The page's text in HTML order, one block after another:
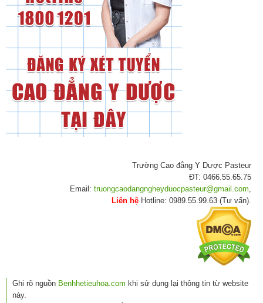
Trường Cao đẳng Y Dược Pasteur
ĐT: 0466.55.65.75
Email: truongcaodangngheyduocpasteur@gmail.com
Liên hệ Hotline: 0989.55.99.63 (Tư vấn).
Ghi rõ nguồn Benhhetieuhoa.com khi sử dụng lại thông tin từ website
này.